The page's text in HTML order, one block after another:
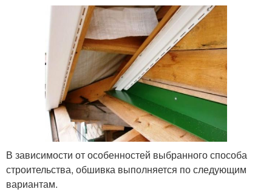
В зависимости от особенностей выбранного способа
строительства, обшивка выполняется по следующим
вариантам.